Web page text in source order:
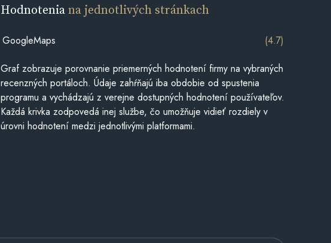
Hodnoteniana jednotlivých stránkach
GoogleMaps (4.7)
Graf zobrazuje porovnanie priemerných hodnotení firmy na vybraných
recenzných portáloch. Údaje zahŕňajú iba obdobie od spustenia
programu a vychádzajú z verejne dostupných hodnotení používateľov.
Každá krivka zodpovedá inej službe, čo umožňuje vidieť rozdiely v
úrovni hodnotení medzi jednotlivými platformami.